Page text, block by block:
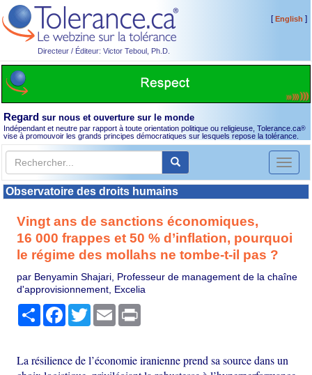
Directeur / Éditeur: Victor Teboul, Ph.D.
[English ]
Regard sur nous et ouverture sur le monde
Indépendant et neutre par rapport à toute orientation politique ou religieuse, Tolerance.ca®
vise à promouvoir les grands principes démocratiques sur lesquels repose la tolérance.
Toggle
Observatoire des droits humains
Vingt ans de sanctions économiques,
16 000 frappes et 50 % d’inflation, pourquoi
le régime des mollahs ne tombe-t-il pas ?
par Benyamin Shajari, Professeur de management de la chaîne
d'approvisionnement, Excelia
PartagerFacebook
TwitterEmail
La résilience de l’économie iranienne prend sa source dans un